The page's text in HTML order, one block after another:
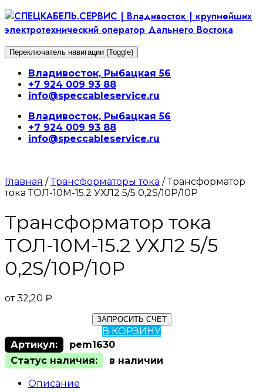
Перейти
к
содержимому
Переключатель навигации (Toggle)
Владивосток, Рыбацкая 56
+7 924 009 93 88
info@speccableservice.ru
Владивосток, Рыбацкая 56
+7 924 009 93 88
info@speccableservice.ru
Главная /Трансформаторы тока / Трансформатор
тока ТОЛ-10М-15.2 УХЛ2 5/5 0,2S/10Р/10Р
Трансформатор тока
ТОЛ-10М-15.2 УХЛ2 5/5
0,2S/10Р/10Р
от32,20 ₽
ЗАПРОСИТЬ СЧЕТ
В КОРЗИНУ
Артикул:
pem1630
Статус наличия:
в наличии
Описание